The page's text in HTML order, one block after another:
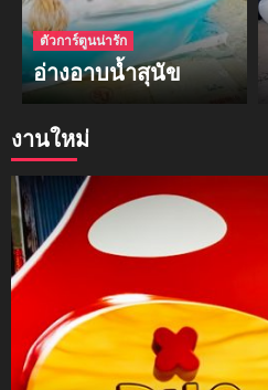
งานใหม่
ตัวการ์ตูนน่ารัก
อ่างอาบน้ำสุนัข
3
mockups
soul young